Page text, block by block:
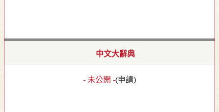
中文大辭典
- 未公開 -(申請)